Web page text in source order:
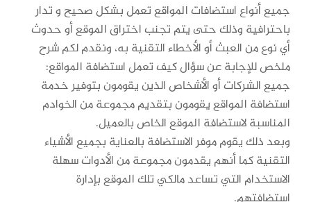
جميع أنواع استضافات المواقع تعمل بشكل صحيح و تدار
باحترافية وذلك حتى يتم تجنب اختراق الموقع أو حدوث
أي نوع من العبث أو الأخطاء التقنية به، ونقدم لكم شرح
ملخص للإجابة عن سؤال كيف تعمل استضافة المواقع:
جميع الشركات أو الأشخاص الذين يقومون بتوفير خدمة
استضافة المواقع يقومون بتقديم مجموعة من الخوادم
المناسبة لاستضافة الموقع الخاص بالعميل.
وبعد ذلك يقوم موفر الاستضافة بالعناية بجميع الأشياء
التقنية كما أنهم يقدمون مجموعة من الأدوات سهلة
الاستخدام التي تساعد مالكي تلك الموقع بإدارة